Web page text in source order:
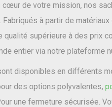
de votre mission, nos
à partir de
qualité supérieure à des prix
entier via notre plateforme
disponibles en différents
des options polyvalentes,
une fermeture sécurisée.